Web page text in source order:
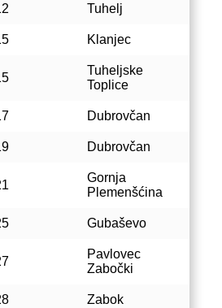
Tuhelj
Klanjec
Tuheljske
Toplice
Dubrovčan
Dubrovčan
Gornja
Plemenšćina
Gubaševo
Pavlovec
Zabočki
Zabok